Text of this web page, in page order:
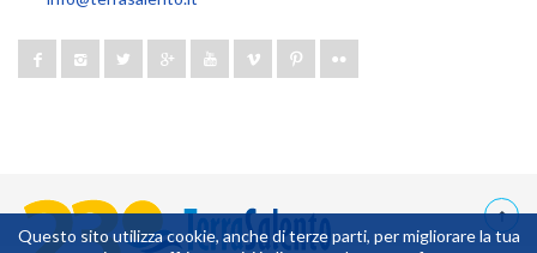
Questo sito utilizza cookie, anche di terze parti, per migliorare la tua